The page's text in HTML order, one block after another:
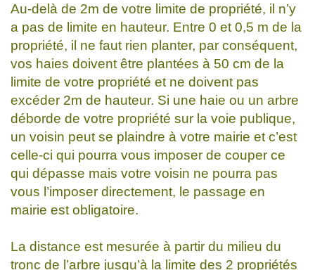
Au-delà de 2m de votre limite de propriété, il n’y
a pas de limite en hauteur. Entre 0 et 0,5 m de la
propriété, il ne faut rien planter, par conséquent,
vos haies doivent être plantées à 50 cm de la
limite de votre propriété et ne doivent pas
excéder 2m de hauteur. Si une haie ou un arbre
déborde de votre propriété sur la voie publique,
un voisin peut se plaindre à votre mairie et c’est
celle-ci qui pourra vous imposer de couper ce
qui dépasse mais votre voisin ne pourra pas
vous l’imposer directement, le passage en
mairie est obligatoire.
La distance est mesurée à partir du milieu du
tronc de l’arbre jusqu’à la limite des 2 propriétés